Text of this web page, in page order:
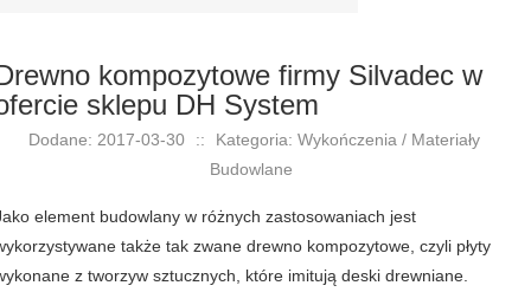
kompozytowe firmy Silvadec w
sklepu DH System
Dodane: 2017-03-30 ::
Kategoria: Wykończenia / Materiały
Budowlane
element budowlany w różnych zastosowaniach jest
także tak zwane drewno kompozytowe, czyli płyty
z tworzyw sztucznych, które imitują deski drewniane.